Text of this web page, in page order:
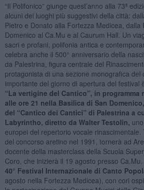
“Il Polifonico” giunge quest’anno alla 73ª
alcuni dei luoghi più suggestivi della città:
Pietro e Donato alla Fortezza Medicea, dalla
Domenico al Ca.Mu e al Caurum Hall. Un
sacri e profani, polifonia antica e
celebra anche il 500° anniversario della
da Palestrina, figura centrale del
protagonista di una sezione monografica del
importante del giorno di apertura del festival
“La vertigine del Cantico”, in programma
alle ore 21 nella Basilica di San
del “Cantico dei Cantici” di Palestrina a
Labyrintho, diretto da Walter Testolin,
europei del repertorio vocale rinascimentale.
del concorso aretino nel 1991, tornerà ad
docente della masterclass della Scuola
Coro, che inizierà il 19 agosto presso Ca.Mu.
40° Festival Internazionale di Canto
agosto nella Fortezza Medicea), con cori